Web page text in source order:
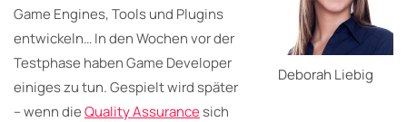
Deborah Liebig
Game Engines, Tools und Plugins
entwickeln… In den Wochen vor der
Testphase haben Game Developer
einiges zu tun. Gespielt wird später
– wenn dieQuality Assurancesich